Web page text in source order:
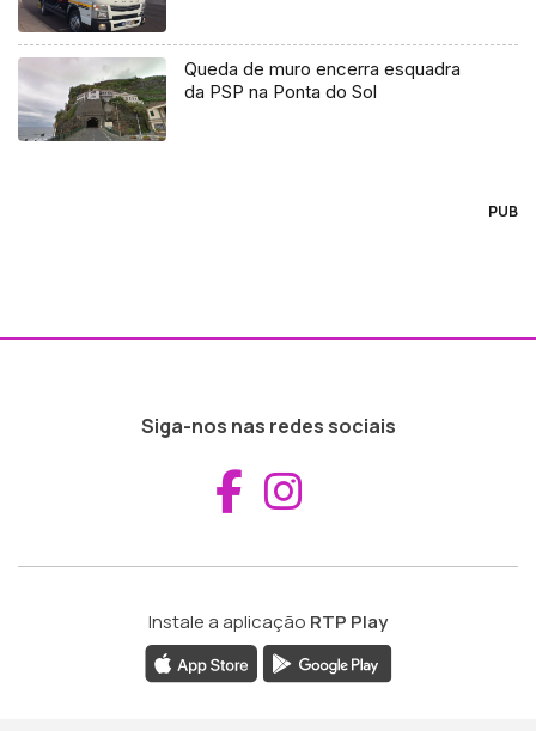
Queda de muro encerra esquadra
da PSP na Ponta do Sol
PUB
Siga-nos nas redes sociais
Aceder ao
Instale a aplicação RTP Play